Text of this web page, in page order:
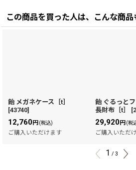
この商品を買った人は、こんな商
飴 メガネケース［t］
[43740]
12,760円 (税込)
ご購入いただけます
飴 ぐるっと
長財布［t］
[
29,920円 (税
ご購入いただ
1 / 3